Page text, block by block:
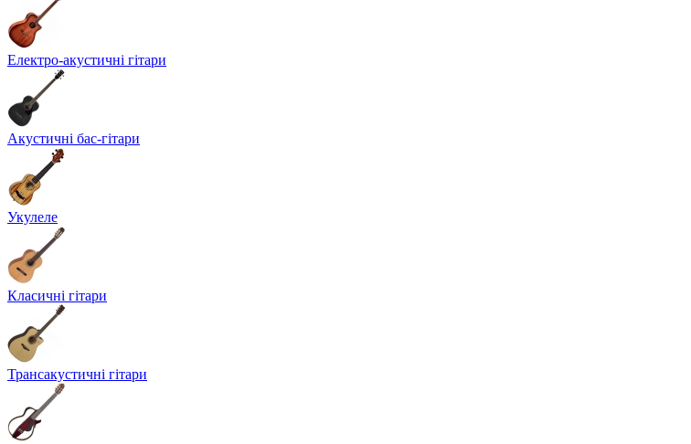
Електро-акустичні гітари
Акустичні бас-гітари
Укулеле
Класичні гітари
Трансакустичні гітари